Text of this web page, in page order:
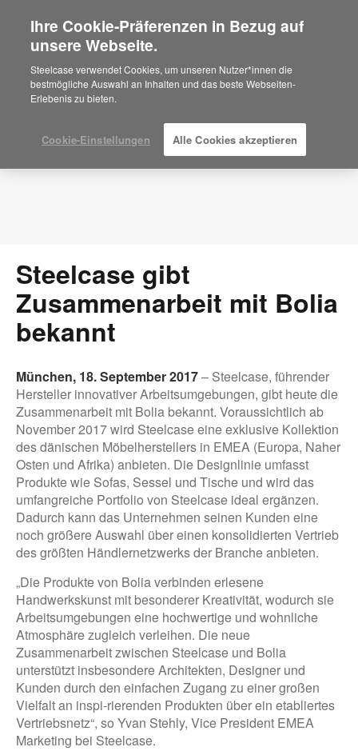
Are you in United States?
Would you like to see Products we sell in
your region?
Americas
Español
Press Releases
Steelcase gibt
Zusammenarbeit mit Bolia
bekannt
München, 18. September 2017– Steelcase, führender
Hersteller innovativer Arbeitsumgebungen, gibt heute die
Zusammenarbeit mit Bolia bekannt. Voraussichtlich ab
November 2017 wird Steelcase eine exklusive Kollektion
des dänischen Möbelherstellers in EMEA (Europa, Naher
Osten und Afrika) anbieten. Die Designlinie umfasst
Produkte wie Sofas, Sessel und Tische und wird das
umfangreiche Portfolio von Steelcase ideal ergänzen.
Dadurch kann das Unternehmen seinen Kunden eine
noch größere Auswahl über einen konsolidierten Vertrieb
des größten Händlernetzwerks der Branche anbieten.
„Die Produkte von Bolia verbinden erlesene
Handwerkskunst mit besonderer Kreativität, wodurch sie
Arbeitsumgebungen eine hochwertige und wohnliche
Atmosphäre zugleich verleihen. Die neue
Zusammenarbeit zwischen Steelcase und Bolia
unterstützt insbesondere Architekten, Designer und
Kunden durch den einfachen Zugang zu einer großen
Vielfalt an inspi-rierenden Produkten über ein etabliertes
Vertriebsnetz“, so Yvan Stehly, Vice President EMEA
Marketing bei Steelcase.
Ihre Cookie-Präferenzen in Bezug auf
unsere Webseite.
Steelcase verwendet Cookies, um unseren Nutzer*innen die
bestmögliche Auswahl an Inhalten und das beste Webseiten-
Erlebenis zu bieten.
Cookie-Einstellungen Alle Cookies akzeptieren